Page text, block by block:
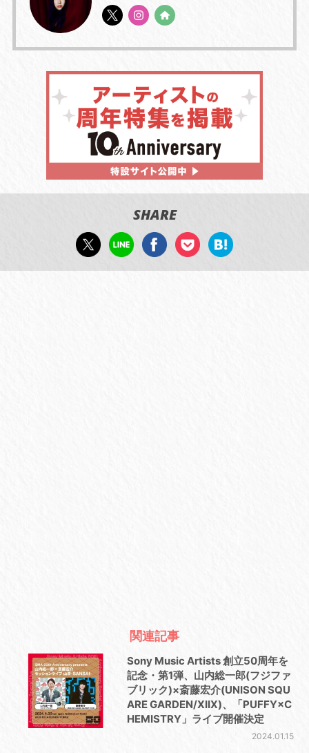
SHARE
関連記事
Sony Music Artists 創立50周年を
記念・第1弾、山内総一郎(フジファ
ブリック)×斎藤宏介(UNISON SQU
ARE GARDEN/XIIX)、「PUFFY×C
HEMISTRY」ライブ開催決定
2024.01.15